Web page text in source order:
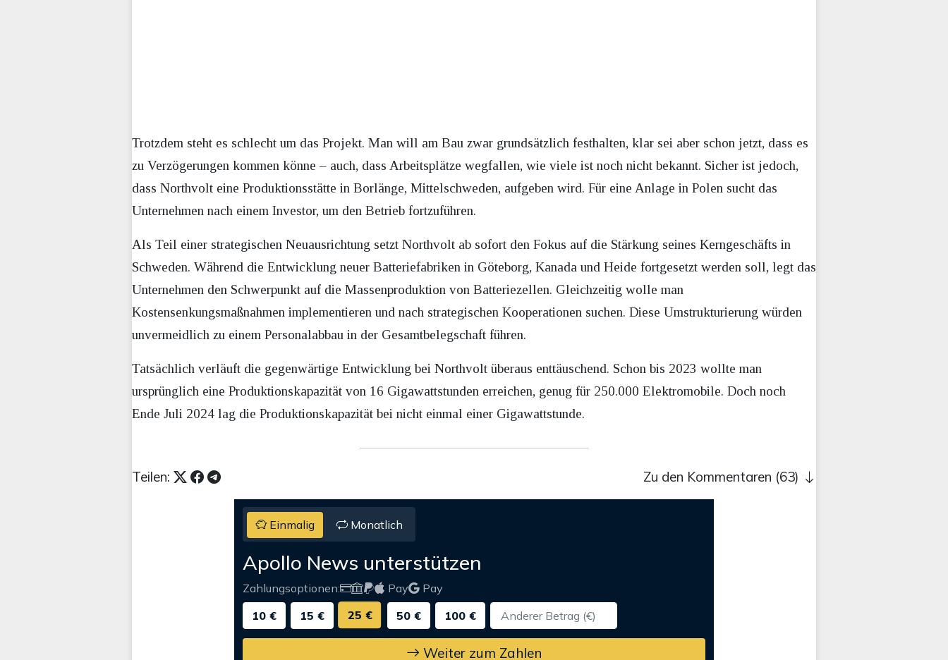
Trotzdem steht es schlecht um das Projekt. Man will am Bau zwar grundsätzlich festhalten, klar sei aber schon jetzt, dass es
zu Verzögerungen kommen könne – auch, dass Arbeitsplätze wegfallen, wie viele ist noch nicht bekannt. Sicher ist jedoch,
dass Northvolt eine Produktionsstätte in Borlänge, Mittelschweden, aufgeben wird. Für eine Anlage in Polen sucht das
Unternehmen nach einem Investor, um den Betrieb fortzuführen.
Als Teil einer strategischen Neuausrichtung setzt Northvolt ab sofort den Fokus auf die Stärkung seines Kerngeschäfts in
Schweden. Während die Entwicklung neuer Batteriefabriken in Göteborg, Kanada und Heide fortgesetzt werden soll, legt das
Unternehmen den Schwerpunkt auf die Massenproduktion von Batteriezellen. Gleichzeitig wolle man
Kostensenkungsmaßnahmen implementieren und nach strategischen Kooperationen suchen. Diese Umstrukturierung würden
unvermeidlich zu einem Personalabbau in der Gesamtbelegschaft führen.
Tatsächlich verläuft die gegenwärtige Entwicklung bei Northvolt überaus enttäuschend. Schon bis 2023 wollte man
ursprünglich eine Produktionskapazität von 16 Gigawattstunden erreichen, genug für 250.000 Elektromobile. Doch noch
Ende Juli 2024 lag die Produktionskapazität bei nicht einmal einer Gigawattstunde.
Teilen: Zu den Kommentaren (63)
Einmalig Monatlich
Apollo News unterstützen
Zahlungsoptionen: Pay
Pay
10 €
15 € 25 € 50 € 100 €
Weiter zum Zahlen